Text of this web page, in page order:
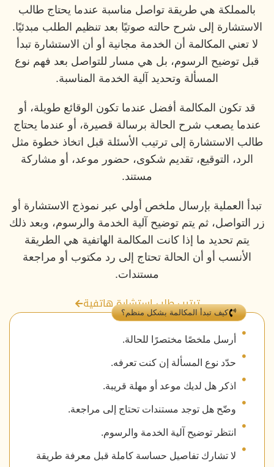
بالمملكة هي طريقة تواصل مناسبة عندما يحتاج طالب
الاستشارة إلى شرح حالته صوتيًا بعد تنظيم الطلب مبدئيًا.
لا تعني المكالمة أن الخدمة مجانية أو أن الاستشارة تبدأ
قبل توضيح الرسوم، بل هي مسار للتواصل بعد فهم نوع
المسألة وتحديد آلية الخدمة المناسبة.
قد تكون المكالمة أفضل عندما تكون الوقائع طويلة، أو
عندما يصعب شرح الحالة برسالة قصيرة، أو عندما يحتاج
طالب الاستشارة إلى ترتيب الأسئلة قبل اتخاذ خطوة مثل
الرد، التوقيع، تقديم شكوى، حضور موعد، أو مشاركة
مستند.
تبدأ العملية بإرسال ملخص أولي عبر نموذج الاستشارة أو
زر التواصل، ثم يتم توضيح آلية الخدمة والرسوم، وبعد ذلك
يتم تحديد ما إذا كانت المكالمة الهاتفية هي الطريقة
الأنسب أو أن الحالة تحتاج إلى رد مكتوب أو مراجعة
مستندات.
ترتيب طلب استشارة هاتفية
كيف تبدأ المكالمة بشكل منظم؟
أرسل ملخصًا مختصرًا للحالة.
حدّد نوع المسألة إن كنت تعرفه.
اذكر هل لديك موعد أو مهلة قريبة.
وضّح هل توجد مستندات تحتاج إلى مراجعة.
انتظر توضيح آلية الخدمة والرسوم.
لا تشارك تفاصيل حساسة كاملة قبل معرفة طريقة